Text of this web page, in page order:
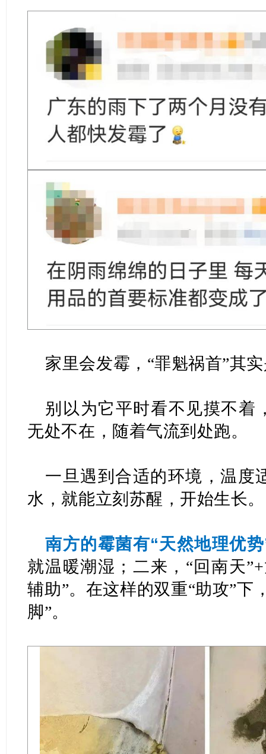
家里会发霉，“罪魁祸首”其
别以为它平时看不见摸不着
无处不在，随着气流到处跑。
一旦遇到合适的环境，温度
水，就能立刻苏醒，开始生长。
南方的霉菌有“天然地理优
就温暖潮湿；二来，“回南天
辅助”。在这样的双重“助攻”下
脚”。